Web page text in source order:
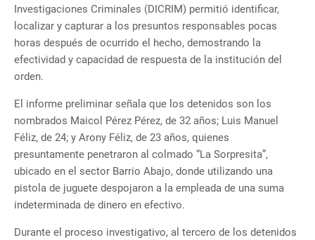
Investigaciones Criminales (DICRIM) permitió identificar,
localizar y capturar a los presuntos responsables pocas
horas después de ocurrido el hecho, demostrando la
efectividad y capacidad de respuesta de la institución del
orden.
El informe preliminar señala que los detenidos son los
nombrados Maicol Pérez Pérez, de 32 años; Luis Manuel
Féliz, de 24; y Arony Féliz, de 23 años, quienes
presuntamente penetraron al colmado “La Sorpresita”,
ubicado en el sector Barrio Abajo, donde utilizando una
pistola de juguete despojaron a la empleada de una suma
indeterminada de dinero en efectivo.
Durante el proceso investigativo, al tercero de los detenidos